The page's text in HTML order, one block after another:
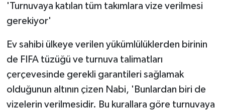
'Turnuvaya katılan tüm takımlara vize verilmesi
gerekiyor'
Ev sahibi ülkeye verilen yükümlülüklerden birinin
de FIFA tüzüğü ve turnuva talimatları
çerçevesinde gerekli garantileri sağlamak
olduğunun altının çizen Nabi, 'Bunlardan biri de
vizelerin verilmesidir. Bu kurallara göre turnuvaya